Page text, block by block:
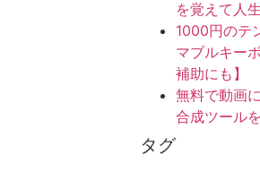
を覚えて人
1000円のテ
マブルキー
補助にも】
無料で動画
合成ツール
タグ